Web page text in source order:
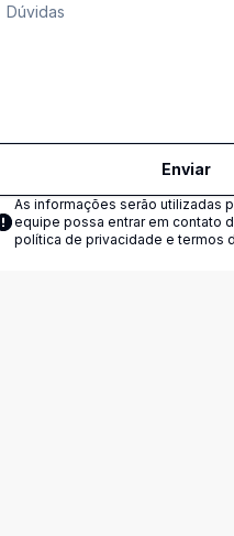
Enviar
As informações serão utilizadas
equipe possa entrar em contato
política de privacidade e termos